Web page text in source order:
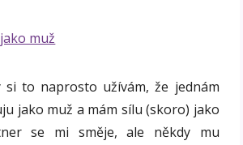
si to naprosto užívám, že jednám
jako muž a mám sílu (skoro) jako
se mi směje, ale někdy mu